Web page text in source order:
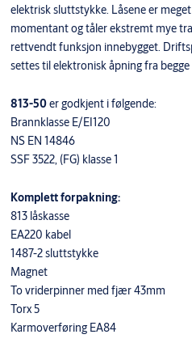
elektrisk sluttstykke. Låsene er
momentant og tåler ekstremt mye
rettvendt funksjon innebygget.
settes til elektronisk åpning fra
813-50er godkjent i følgende:
Brannklasse E/EI120
NS EN 14846
SSF 3522, (FG) klasse 1
Komplett forpakning:
813 låskasse
EA220 kabel
1487-2 sluttstykke
Magnet
To vriderpinner med fjær 43mm
Torx 5
Karmoverføring EA84